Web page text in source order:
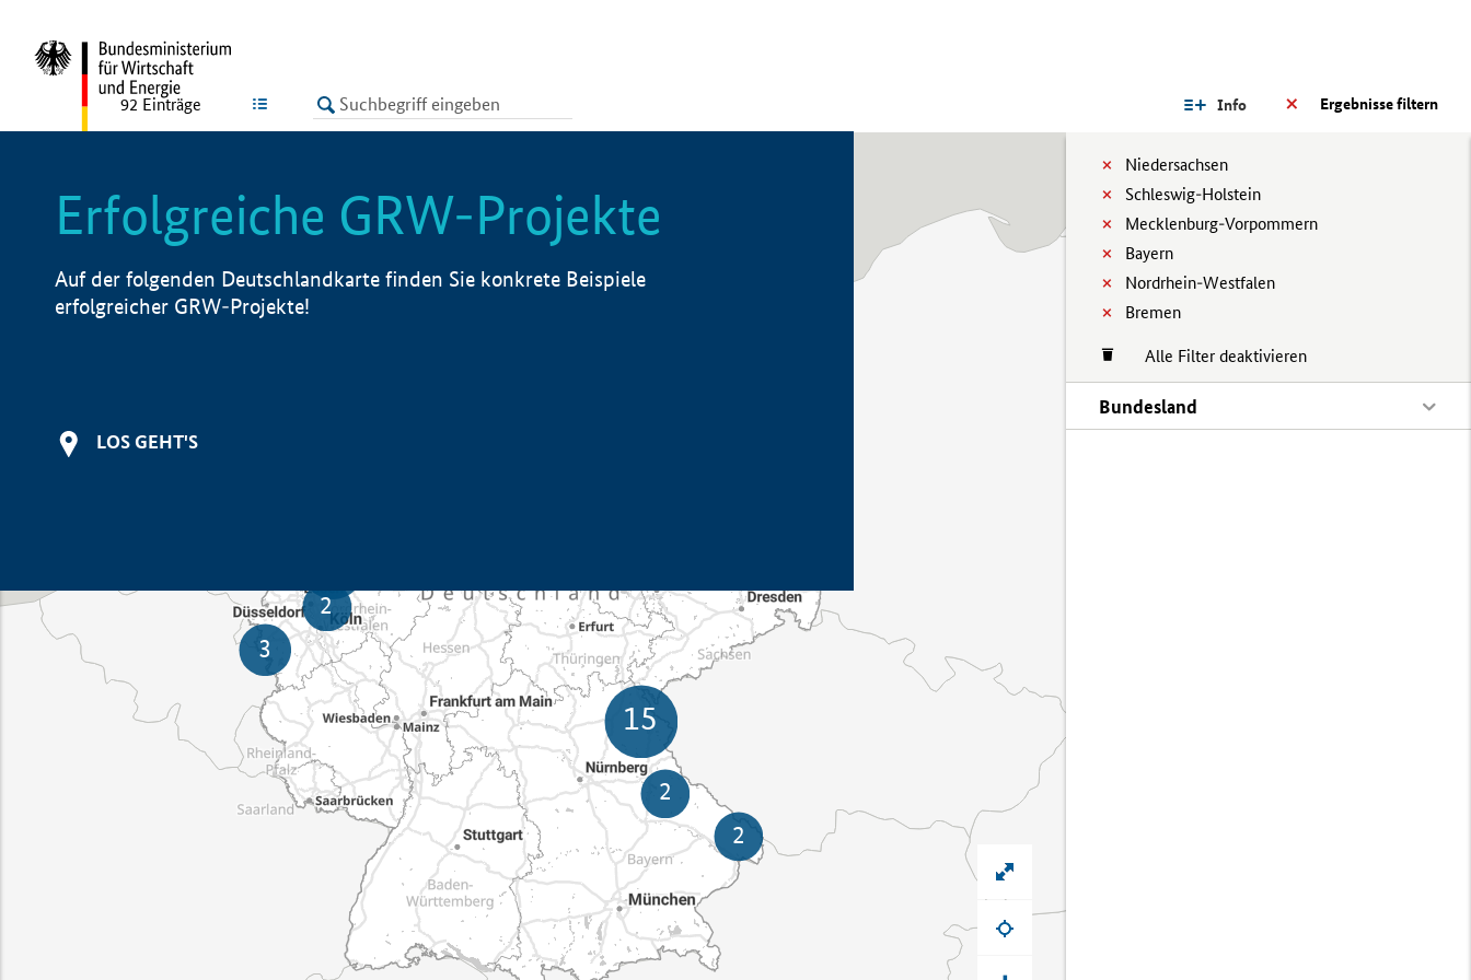
LISTE Ergebnisse filtern
Info
Niedersachsen
Schleswig-Holstein
Mecklenburg-Vorpommern
Bayern
Nordrhein-Westfalen
Bremen
Alle Filter deaktivieren
Bundesland
92 Einträge
Erfolgreiche GRW-Projekte
Auf der folgenden Deutschlandkarte finden Sie konkrete Beispiele
erfolgreicher GRW-Projekte!
LOS GEHT'S